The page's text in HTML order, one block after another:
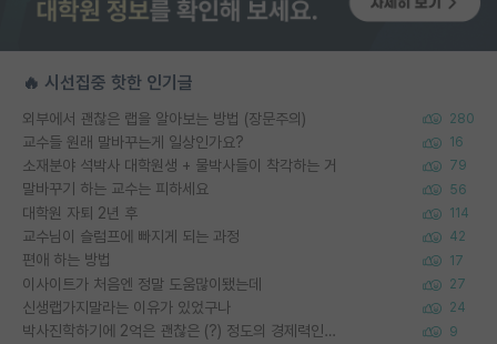
🔥 시선집중 핫한 인기글
외부에서 괜찮은 랩을 알아보는 방법 (장문주의) 280
교수들 원래 말바꾸는게 일상인가요? 16
소재분야 석박사 대학원생 + 물박사들이 착각하는 거 79
말바꾸기 하는 교수는 피하세요 56
대학원 자퇴 2년 후 114
교수님이 슬럼프에 빠지게 되는 과정 42
편애 하는 방법 17
이사이트가 처음엔 정말 도움많이됐는데 27
신생랩가지말라는 이유가 있었구나 24
박사진학하기에 2억은 괜찮은 (?) 정도의 경제력인가요 9